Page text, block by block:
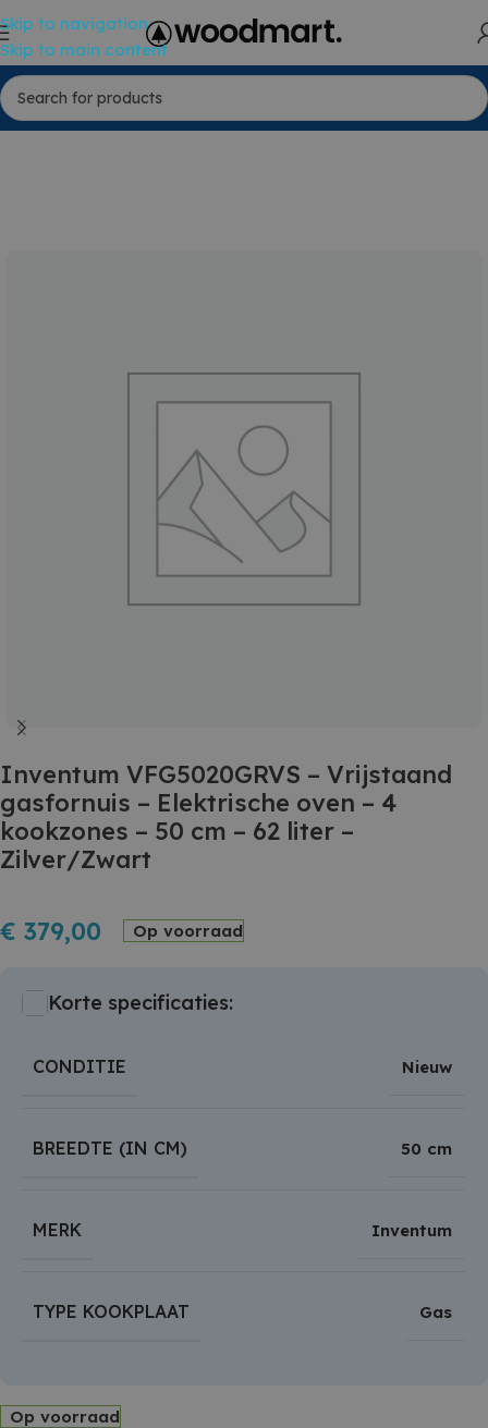
Skip to navigation
Skip to main content
Inventum VFG5020GRVS – Vrijstaand
gasfornuis – Elektrische oven – 4
kookzones – 50 cm – 62 liter –
Zilver/Zwart
€ 379,00 Op voorraad
Korte specificaties:
CONDITIE Nieuw
BREEDTE (IN CM) 50 cm
MERK Inventum
TYPE KOOKPLAAT Gas
Op voorraad